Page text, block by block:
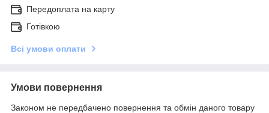
Передоплата на карту
Готівкою
Всі умови оплати
Умови повернення
Законом не передбачено повернення та обмін даного товару